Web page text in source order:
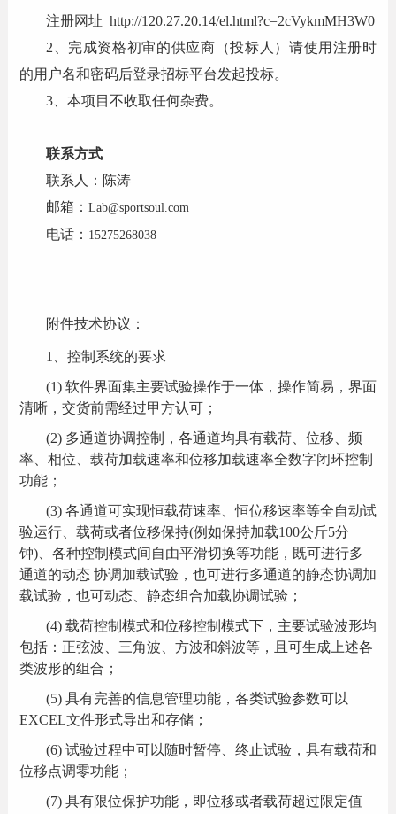
注册网址 http://120.27.20.14/el.html?c=2cVykmMH3W0
2 、完成资格初审的供应商（投标人）请使用注册时
的用户名和密码后登录招标平台发起投标。
3、本项目不收取任何杂费。
联系方式
联系人：陈涛
邮箱： Lab@sportsoul.com
电话： 15275268038
附件技术协议：
1
、控制系统的要求
(1) 软件界面集主要试验操作于一体，操作简易，界面
清晰，交货前需经过甲方认可；
(2) 多通道协调控制，各通道均具有载荷、位移、频
率、相位、载荷加载速率和位移加载速率全数字闭环控制
功能；
(3) 各通道可实现恒载荷速率、恒位移速率等全自动试
验运行、载荷或者位移保持(例如保持加载100公斤5分
钟)、各种控制模式间自由平滑切换等功能，既可进行多
通道的动态 协调加载试验，也可进行多通道的静态协调加
载试验，也可动态、静态组合加载协调试验；
(4) 载荷控制模式和位移控制模式下，主要试验波形均
包括：正弦波、三角波、方波和斜波等，且可生成上述各
类波形的组合；
(5) 具有完善的信息管理功能，各类试验参数可以
EXCEL文件形式导出和存储；
(6) 试验过程中可以随时暂停、终止试验，具有载荷和
位移点调零功能；
(7) 具有限位保护功能，即位移或者载荷超过限定值